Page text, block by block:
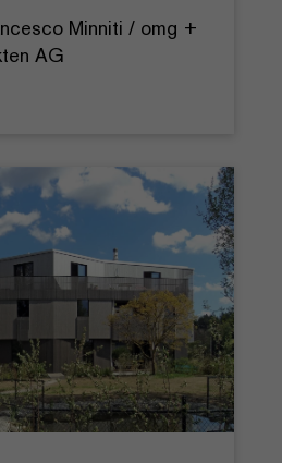
Minniti / omg +
AG